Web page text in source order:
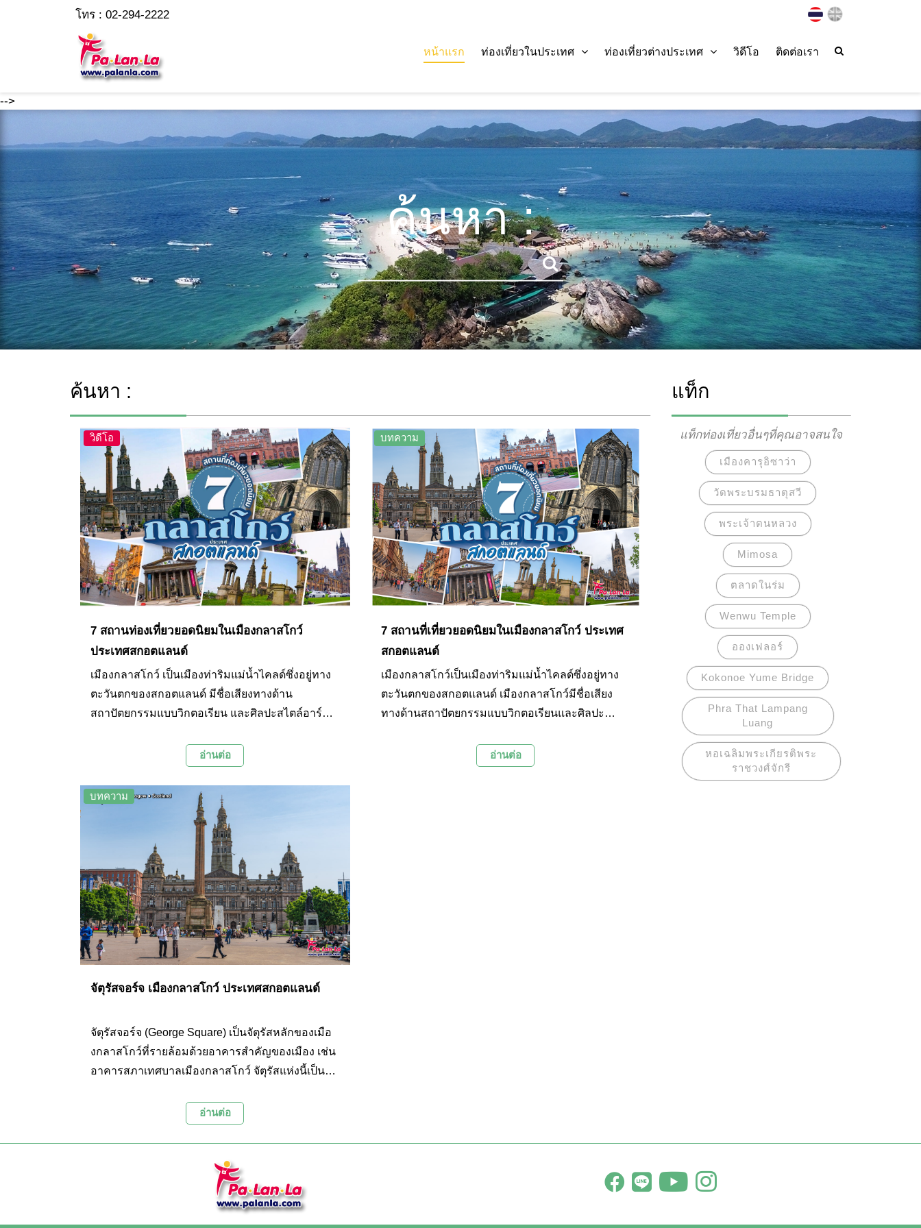
-->
โทร : 02-294-2222
หน้าแรก ท่องเที่ยวในประเทศ ท่องเที่ยวต่างประเทศ วิดีโอ ติดต่อเรา
ค้นหา :
ค้นหา :
วิดีโอ
7 สถานท่องเที่ยวยอดนิยมในเมืองกลาสโกว์
ประเทศสกอตแลนด์
เมืองกลาสโกว์ เป็นเมืองท่าริมแม่น้ำไคลด์ซึ่งอยู่ทาง
ตะวันตกของสกอตแลนด์ มีชื่อเสียงทางด้าน
สถาปัตยกรรมแบบวิกตอเรียน และศิลปะสไตล์อาร์ตนู
18-20 ของเมืองอันเนื่องมาจากการค้า และการต่อ
เรือ ปัจจุบัน เมืองกลาสโกว์เป็นศูนย์กลางวัฒนธรรม
แห่งชาติ และเป็นที่ตั้งของสถาบันสำคัญต่างๆ และ
สถานที่ท่องเที่ยวหลายแห่งที่น่าเที่ยวชม วันนี้ทาง
Palanla จึงได้รวบรวม 7 สถานที่ท่องเที่ยวยอดนิยมใน
เมืองกลาสโกว์มาฝากทุกท่านกันค่ะ
อ่านต่อ
บทความ
7 สถานที่เที่ยวยอดนิยมในเมืองกลาสโกว์ ประเทศ
สกอตแลนด์
เมืองกลาสโกว์เป็นเมืองท่าริมแม่น้ำไคลด์ซึ่งอยู่ทาง
ตะวันตกของสกอตแลนด์ เมืองกลาสโกว์มีชื่อเสียง
ทางด้านสถาปัตยกรรมแบบวิกตอเรียนและศิลปะ
ในศตวรรษที่ 18-20 ของเมืองอันเนื่องมาจากการค้า
และการต่อเรือ ปัจจุบันเมืองกลาสโกว์เป็นศูนย์กลาง
อ่านต่อ
บทความ
จัตุรัสจอร์จ เมืองกลาสโกว์ ประเทศสกอตแลนด์
จัตุรัสจอร์จ (George Square) เป็นจัตุรัสหลักของเมือ
งกลาสโกว์ที่รายล้อมด้วยอาคารสำคัญของเมือง เช่น
อาคารสภาเทศบาลเมืองกลาสโกว์ จัตุรัสแห่งนี้เป็น
ชุมนุมทางการเมืองไปจนถึงงานคริสต์มาสประจำเมือ
งกลาสโกว์ ด้วยเอกลักษณ์ของจัตุรัสที่รายล้อมไปด้วย
อาคารที่มีความสวยงามทางสถาปัตยกรรม รวมถึงรูป
ปั้นและอนุสาวรีย์ของบุคคลสำคัญต่างๆ ที่ตั้งอยู่
ภายในบริเวณ ที่นี่จึงถูกใช้เป็นฉากหนึ่งในการถ่ายทำ
ทีวีซีรีย์เรื่อง Outlander ในตอนที่แฟรงก์ขอแคลร์
แต่งงานซึ่งเป็นฉากที่เป็นที่จดจำของแฟนซีรีย์เป็น
อ่านต่อ
แท็ก
แท็กท่องเที่ยวอื่นๆที่คุณอาจสนใจ
เมืองคารุอิซาว่า
วัดพระบรมธาตุสวี
พระเจ้าตนหลวง
Mimosa
ตลาดในร่ม
Wenwu Temple
อองเฟลอร์
Kokonoe Yume Bridge
Phra That Lampang
Luang
หอเฉลิมพระเกียรติพระ
ราชวงศ์จักรี